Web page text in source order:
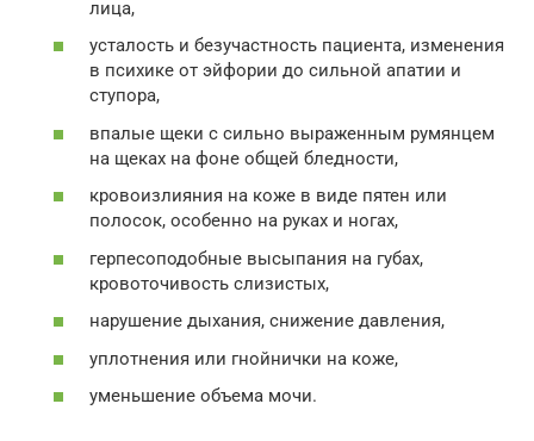
лица,
усталость и безучастность пациента, изменения
в психике от эйфории до сильной апатии и
ступора,
впалые щеки с сильно выраженным румянцем
на щеках на фоне общей бледности,
кровоизлияния на коже в виде пятен или
полосок, особенно на руках и ногах,
герпесоподобные высыпания на губах,
кровоточивость слизистых,
нарушение дыхания, снижение давления,
уплотнения или гнойнички на коже,
уменьшение объема мочи.